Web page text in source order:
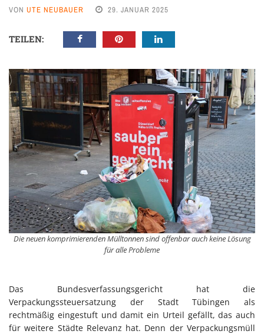
VON UTE NEUBAUER 29. JANUAR 2025
TEILEN:
Die neuen komprimierenden Mülltonnen sind offenbar auch keine Lösung
für alle Probleme
Das Bundesverfassungsgericht hat die
Verpackungssteuersatzung der Stadt Tübingen als
rechtmäßig eingestuft und damit ein Urteil gefällt, das auch
für weitere Städte Relevanz hat. Denn der Verpackungsmüll